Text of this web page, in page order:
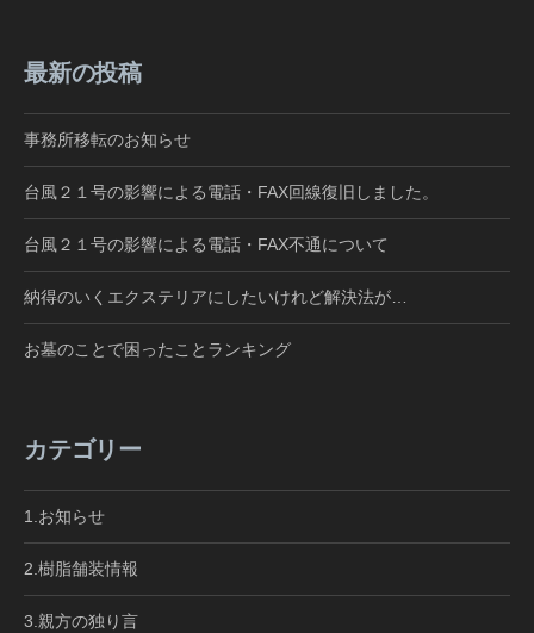
最新の投稿
事務所移転のお知らせ
台風２１号の影響による電話・FAX回線復旧しました。
台風２１号の影響による電話・FAX不通について
納得のいくエクステリアにしたいけれど解決法が…
お墓のことで困ったことランキング
カテゴリー
1.お知らせ
2.樹脂舗装情報
3.親方の独り言